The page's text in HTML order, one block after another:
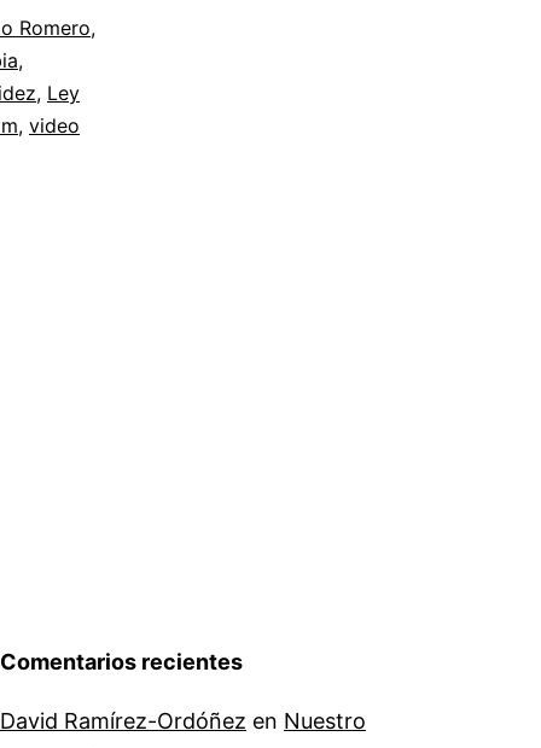
Romero,
,
, Ley
, video
Comentarios recientes
David Ramírez-Ordóñez en Nuestro